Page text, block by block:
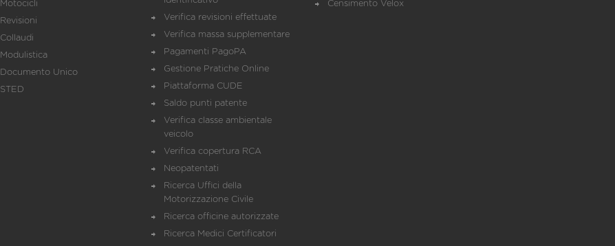
Motocicli
Revisioni
Collaudi
Modulistica
Documento Unico
STED
Verifica revisioni effettuate
Verifica massa supplementare
Pagamenti PagoPA
Gestione Pratiche Online
Piattaforma CUDE
Saldo punti patente
Verifica classe ambientale
veicolo
Verifica copertura RCA
Neopatentati
Ricerca Uffici della
Motorizzazione Civile
Ricerca officine autorizzate
Ricerca Medici Certificatori
Censimento Velox